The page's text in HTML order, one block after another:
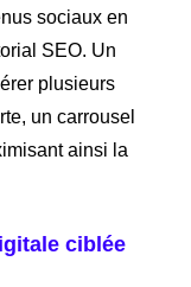
sociaux en
SEO. Un
plusieurs
un carrousel
ainsi la
ciblée